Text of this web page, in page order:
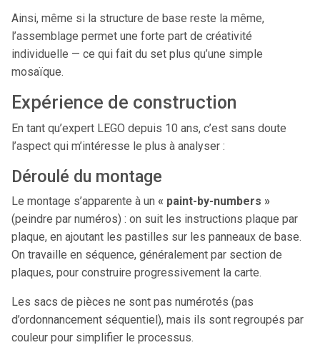
Ainsi, même si la structure de base reste la même,
l’assemblage permet une forte part de créativité
individuelle — ce qui fait du set plus qu’une simple
mosaïque.
Expérience de construction
En tant qu’expert LEGO depuis 10 ans, c’est sans doute
l’aspect qui m’intéresse le plus à analyser :
Déroulé du montage
Le montage s’apparente à un « paint-by-numbers »
(peindre par numéros) : on suit les instructions plaque par
plaque, en ajoutant les pastilles sur les panneaux de base.
On travaille en séquence, généralement par section de
plaques, pour construire progressivement la carte.
Les sacs de pièces ne sont pas numérotés (pas
d’ordonnancement séquentiel), mais ils sont regroupés par
couleur pour simplifier le processus.